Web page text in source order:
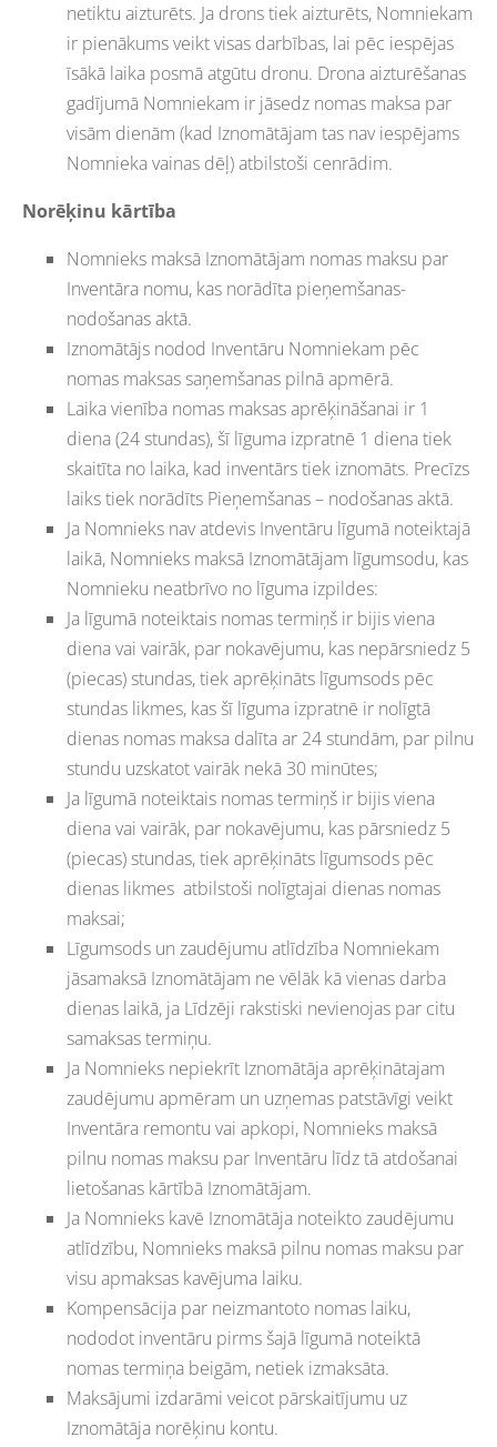
netiktu aizturēts. Ja drons tiek aizturēts, Nomniekam
ir pienākums veikt visas darbības, lai pēc iespējas
īsākā laika posmā atgūtu dronu. Drona aizturēšanas
gadījumā Nomniekam ir jāsedz nomas maksa par
visām dienām (kad Iznomātājam tas nav iespējams
Nomnieka vainas dēļ) atbilstoši cenrādim.
Norēķinu kārtība
Nomnieks maksā Iznomātājam nomas maksu par
Inventāra nomu, kas norādīta pieņemšanas-
nodošanas aktā.
Iznomātājs nodod Inventāru Nomniekam pēc
nomas maksas saņemšanas pilnā apmērā.
Laika vienība nomas maksas aprēķināšanai ir 1
diena (24 stundas), šī līguma izpratnē 1 diena tiek
skaitīta no laika, kad inventārs tiek iznomāts. Precīzs
laiks tiek norādīts Pieņemšanas – nodošanas aktā.
Ja Nomnieks nav atdevis Inventāru līgumā noteiktajā
laikā, Nomnieks maksā Iznomātājam līgumsodu, kas
Nomnieku neatbrīvo no līguma izpildes:
Ja līgumā noteiktais nomas termiņš ir bijis viena
diena vai vairāk, par nokavējumu, kas nepārsniedz 5
(piecas) stundas, tiek aprēķināts līgumsods pēc
stundas likmes, kas šī līguma izpratnē ir nolīgtā
dienas nomas maksa dalīta ar 24 stundām, par pilnu
stundu uzskatot vairāk nekā 30 minūtes;
Ja līgumā noteiktais nomas termiņš ir bijis viena
diena vai vairāk, par nokavējumu, kas pārsniedz 5
(piecas) stundas, tiek aprēķināts līgumsods pēc
dienas likmes atbilstoši nolīgtajai dienas nomas
maksai;
Līgumsods un zaudējumu atlīdzība Nomniekam
jāsamaksā Iznomātājam ne vēlāk kā vienas darba
dienas laikā, ja Līdzēji rakstiski nevienojas par citu
samaksas termiņu.
Ja Nomnieks nepiekrīt Iznomātāja aprēķinātajam
zaudējumu apmēram un uzņemas patstāvīgi veikt
Inventāra remontu vai apkopi, Nomnieks maksā
pilnu nomas maksu par Inventāru līdz tā atdošanai
lietošanas kārtībā Iznomātājam.
Ja Nomnieks kavē Iznomātāja noteikto zaudējumu
atlīdzību, Nomnieks maksā pilnu nomas maksu par
visu apmaksas kavējuma laiku.
Kompensācija par neizmantoto nomas laiku,
nododot inventāru pirms šajā līgumā noteiktā
nomas termiņa beigām, netiek izmaksāta.
Maksājumi izdarāmi veicot pārskaitījumu uz
Iznomātāja norēķinu kontu.